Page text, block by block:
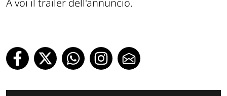
A voi il trailer dell'annuncio.